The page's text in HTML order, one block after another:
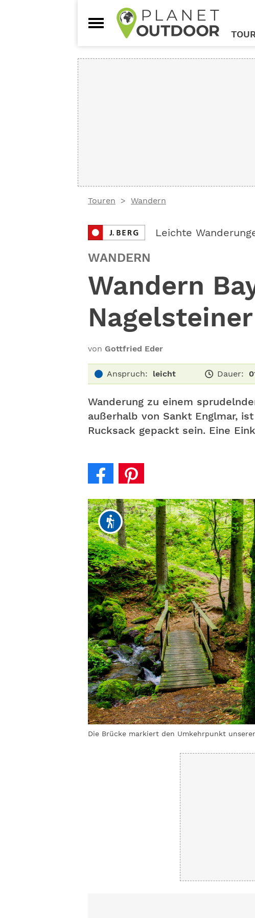
Touren Wandern
Leichte
WANDERN
Wandern
von Gottfried Eder
Anspruch: leicht Dauer:
Wanderung zu einem
außerhalb von Sankt Englmar,
Rucksack gepackt sein. Eine
Die Brücke markiert den Umkehrpunkt